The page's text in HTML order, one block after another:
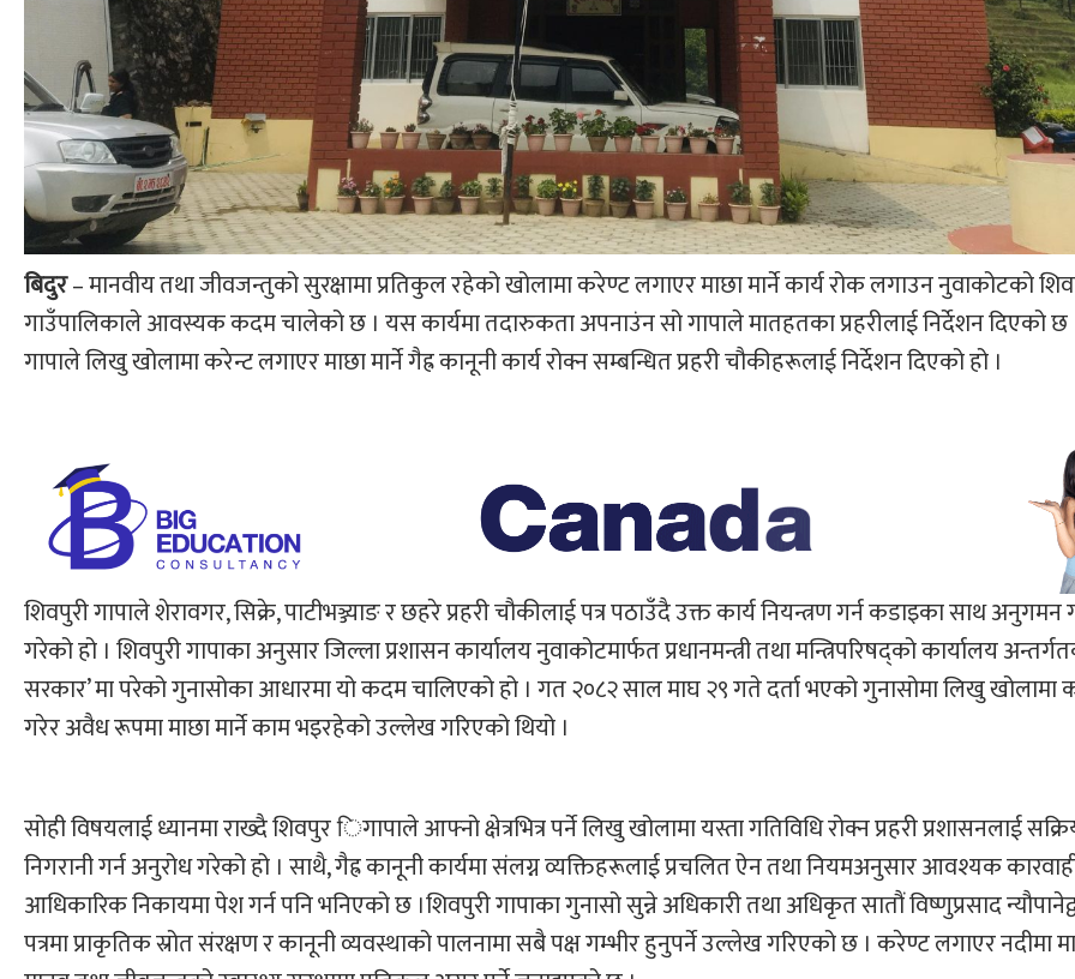
बिदुर– मानवीय तथा जीवजन्तुको सुरक्षामा प्रतिकुल रहेको खोलामा करेण्ट लगाएर माछा मार्ने कार्य रोक लगाउन नुवाकोटको
गाउँपालिकाले आवस्यक कदम चालेको छ । यस कार्यमा तदारुकता अपनाउंन सो गापाले मातहतका प्रहरीलाई निर्देशन दिएको छ
गापाले लिखु खोलामा करेन्ट लगाएर माछा मार्ने गैह्र कानूनी कार्य रोक्न सम्बन्धित प्रहरी चौकीहरूलाई निर्देशन दिएको हो ।
शिवपुरी गापाले शेरावगर, सिक्रे, पाटीभञ्ज्याङ र छहरे प्रहरी चौकीलाई पत्र पठाउँदै उक्त कार्य नियन्त्रण गर्न कडाइका साथ अनुगमन
गरेको हो । शिवपुरी गापाका अनुसार जिल्ला प्रशासन कार्यालय नुवाकोटमार्फत प्रधानमन्त्री तथा मन्त्रिपरिषद्को कार्यालय
सरकार’ मा परेको गुनासोका आधारमा यो कदम चालिएको हो । गत २०८२ साल माघ २९ गते दर्ता भएको गुनासोमा लिखु खोलामा
गरेर अवैध रूपमा माछा मार्ने काम भइरहेको उल्लेख गरिएको थियो ।
सोही विषयलाई ध्यानमा राख्दै शिवपुर िगापाले आफ्नो क्षेत्रभित्र पर्ने लिखु खोलामा यस्ता गतिविधि रोक्न प्रहरी प्रशासनलाई
निगरानी गर्न अनुरोध गरेको हो । साथै, गैह्र कानूनी कार्यमा संलग्न व्यक्तिहरूलाई प्रचलित ऐन तथा नियमअनुसार आवश्यक
आधिकारिक निकायमा पेश गर्न पनि भनिएको छ ।शिवपुरी गापाका गुनासो सुन्ने अधिकारी तथा अधिकृत सातौं विष्णुप्रसाद
पत्रमा प्राकृतिक स्रोत संरक्षण र कानूनी व्यवस्थाको पालनामा सबै पक्ष गम्भीर हुनुपर्ने उल्लेख गरिएको छ । करेण्ट लगाएर नदीमा